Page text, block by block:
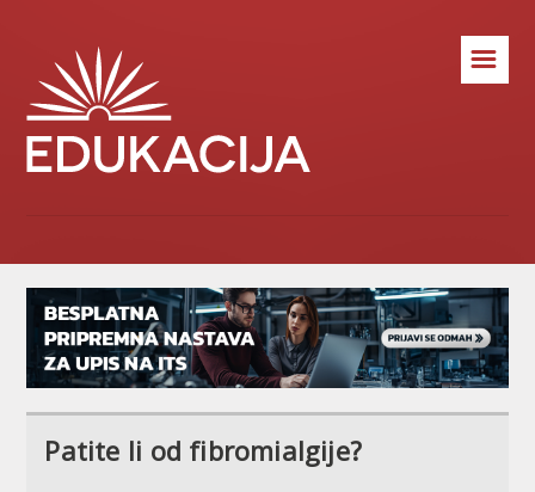
☰
Patite li od fibromialgije?